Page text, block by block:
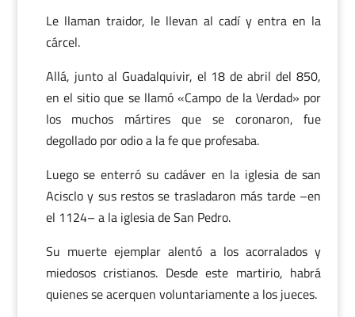
Le llaman traidor, le llevan al cadí y entra en la
cárcel.
Allá, junto al Guadalquivir, el 18 de abril del 850,
en el sitio que se llamó «Campo de la Verdad» por
los muchos mártires que se coronaron, fue
degollado por odio a la fe que profesaba.
Luego se enterró su cadáver en la iglesia de san
Acisclo y sus restos se trasladaron más tarde –en
el 1124– a la iglesia de San Pedro.
Su muerte ejemplar alentó a los acorralados y
miedosos cristianos. Desde este martirio, habrá
quienes se acerquen voluntariamente a los jueces.